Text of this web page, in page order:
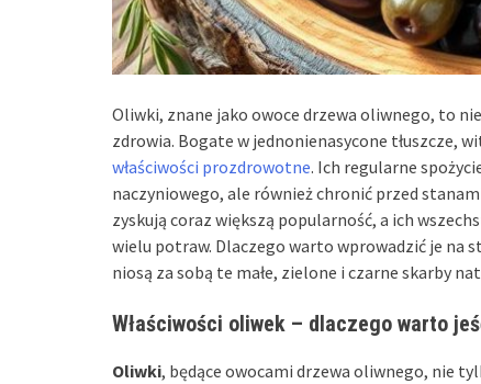
Oliwki, znane jako owoce drzewa oliwnego, to
zdrowia. Bogate w jednonienasycone tłuszcze,
właściwości prozdrowotne. Ich regularne
naczyniowego, ale również chronić przed
zyskują coraz większą popularność, a ich
wielu potraw. Dlaczego warto wprowadzić je na
niosą za sobą te małe, zielone i czarne skarby
Właściwości oliwek – dlaczego warto
Oliwki, będące owocami drzewa oliwnego, nie